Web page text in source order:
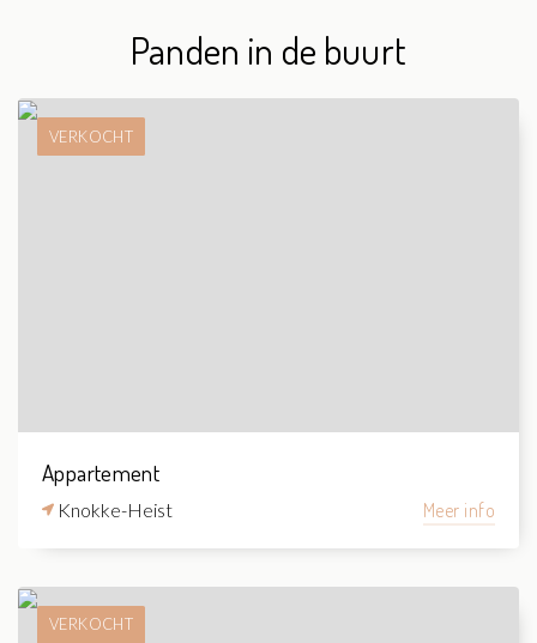
Panden in de buurt
VERKOCHT
Appartement
Knokke-Heist Meer info
VERKOCHT